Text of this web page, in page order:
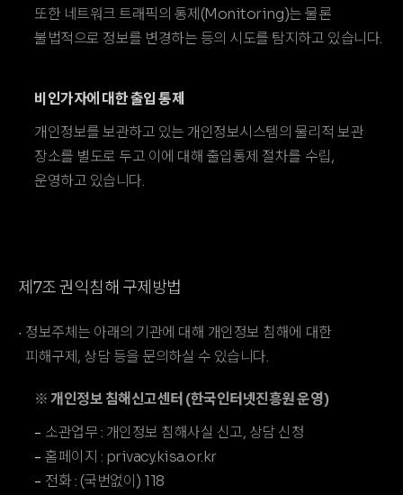
또한 네트워크 트래픽의 통제(Monitoring)는 물론
불법적으로 정보를 변경하는 등의 시도를 탐지하고 있습니다.
비인가자에 대한 출입 통제
개인정보를 보관하고 있는 개인정보시스템의 물리적 보관
장소를 별도로 두고 이에 대해 출입통제 절차를 수립,
운영하고 있습니다.
제7조 권익침해 구제방법
정보주체는 아래의 기관에 대해 개인정보 침해에 대한
피해구제, 상담 등을 문의하실 수 있습니다.
※ 개인정보 침해신고센터 (한국인터넷진흥원 운영)
소관업무 : 개인정보 침해사실 신고, 상담 신청
홈페이지 : privacy.kisa.or.kr
전화 : (국번없이) 118